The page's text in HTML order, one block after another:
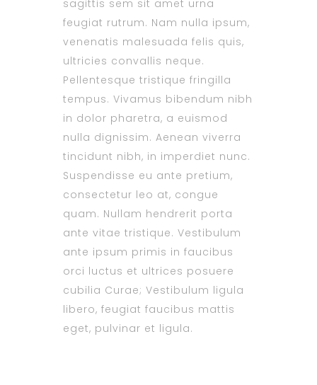
sagittis sem sit amet urna
feugiat rutrum. Nam nulla ipsum,
venenatis malesuada felis quis,
ultricies convallis neque.
Pellentesque tristique fringilla
tempus. Vivamus bibendum nibh
in dolor pharetra, a euismod
nulla dignissim. Aenean viverra
tincidunt nibh, in imperdiet nunc.
Suspendisse eu ante pretium,
consectetur leo at, congue
quam. Nullam hendrerit porta
ante vitae tristique. Vestibulum
ante ipsum primis in faucibus
orci luctus et ultrices posuere
cubilia Curae; Vestibulum ligula
libero, feugiat faucibus mattis
eget, pulvinar et ligula.